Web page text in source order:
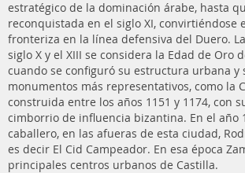
estratégico de la dominación árabe, hasta
reconquistada en el siglo XI, convirtiéndose
fronteriza en la línea defensiva del Duero.
siglo X y el XIII se considera la Edad de Oro
cuando se configuró su estructura urbana y
monumentos más representativos, como la
construida entre los años 1151 y 1174, con
cimborrio de influencia bizantina. En el año
caballero, en las afueras de esta ciudad,
es decir El Cid Campeador. En esa época
principales centros urbanos de Castilla.